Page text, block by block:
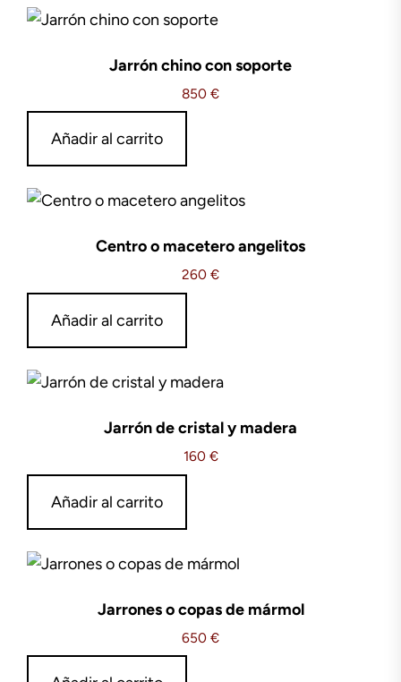
Jarrón chino con soporte
850 €
Añadir al carrito
Centro o macetero angelitos
260 €
Añadir al carrito
Jarrón de cristal y madera
160 €
Añadir al carrito
Jarrones o copas de mármol
650 €